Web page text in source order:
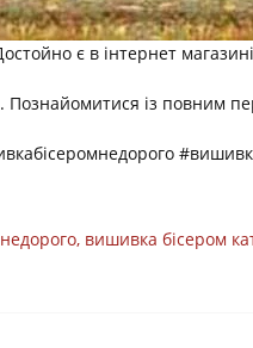
є в інтернет
із повним
, вишивка бісером